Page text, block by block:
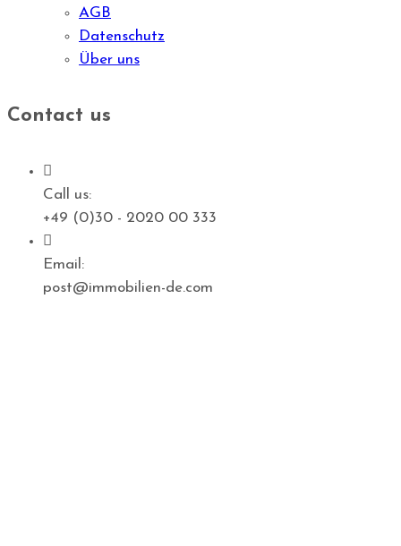
AGB
Datenschutz
Über uns
Contact us
Call us:
+49 (0)30 - 2020 00 333
Email:
post@immobilien-de.com